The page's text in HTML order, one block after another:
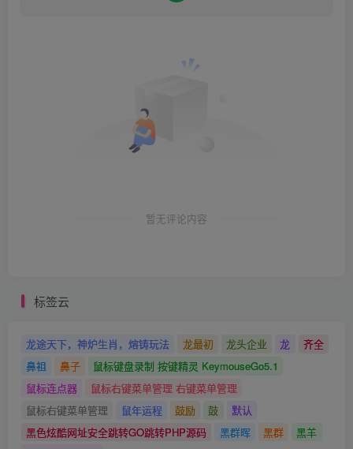
暂无评论内容
标签云
龙途天下，神炉生肖，熔铸玩法 龙最初 龙头企业 龙
齐全
鼻祖
鼻子
鼠标键盘录制 按键精灵 KeymouseGo5.1
鼠标连点器
鼠标右键菜单管理 右键菜单管理
鼠标右键菜单管理
鼠年运程 鼓励 鼓
默认
黑色炫酷网址安全跳转GO跳转PHP源码
黑群晖 黑群
黑羊